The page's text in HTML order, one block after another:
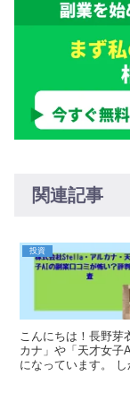
関連記事
投資
こんにちは！長野芽
カナ」や「天才女子
になっています。